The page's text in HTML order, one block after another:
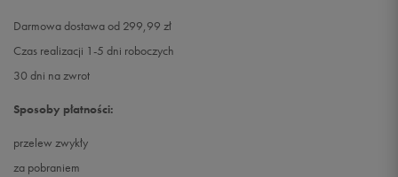
Darmowa dostawa od 299,99 zł
Czas realizacji 1-5 dni roboczych
30 dni na zwrot
Sposoby płatności:
przelew zwykły
za pobraniem